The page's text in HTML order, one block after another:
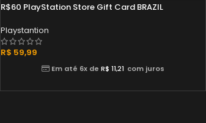
R$60 PlayStation Store Gift Card BRAZIL
Playstantion
R$ 59,99
Em até 6x deR$ 11,21 com juros